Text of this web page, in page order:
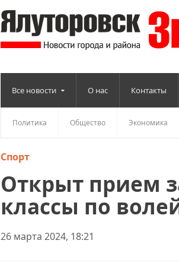
Все новости О нас Контакты
Политика Общество Экономика
Спорт
Открыт прием
классы по
26 марта 2024, 18:21